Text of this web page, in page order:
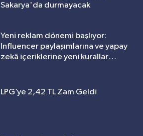
Sakarya'da durmayacak
Yeni reklam dönemi başlıyor:
Influencer paylaşımlarına ve yapay
zekâ içeriklerine yeni kurallar
LPG’ye 2,42 TL Zam Geldi